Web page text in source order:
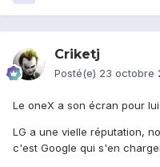
Criketj
Posté(e) 23 octobre
Le oneX a son écran pour
LG a une vielle réputation,
c'est Google qui s'en